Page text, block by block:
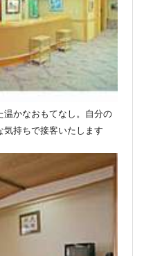
温かなおもてなし。自分の
気持ちで接客いたします